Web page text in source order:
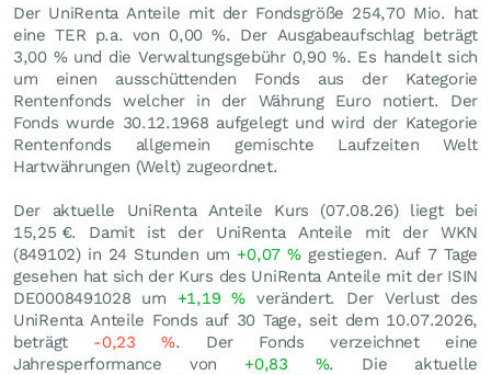
Der UniRenta Anteile mit der Fondsgröße 254,70 Mio. hat
eine TER p.a. von 0,00 %. Der Ausgabeaufschlag beträgt
3,00 % und die Verwaltungsgebühr 0,90 %. Es handelt sich
um einen ausschüttenden Fonds aus der Kategorie
Rentenfonds welcher in der Währung Euro notiert. Der
Fonds wurde 30.12.1968 aufgelegt und wird der Kategorie
Rentenfonds allgemein gemischte Laufzeiten Welt
Hartwährungen (Welt) zugeordnet.
Der aktuelle UniRenta Anteile Kurs (07.08.26) liegt bei
15,25 €. Damit ist der UniRenta Anteile mit der WKN
(849102) in 24 Stunden um +0,07% gestiegen. Auf 7 Tage
gesehen hat sich der Kurs des UniRenta Anteile mit der ISIN
DE0008491028 um +1,19%verändert. Der Verlust des
UniRenta Anteile Fonds auf 30 Tage, seit dem 10.07.2026,
beträgt -0,23%. Der Fonds verzeichnet eine
Jahresperformance von +0,83 %. Die aktuelle